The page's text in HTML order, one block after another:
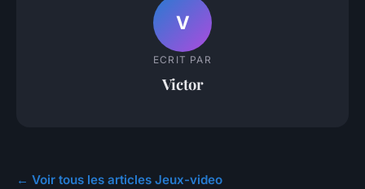
V
ECRIT PAR
Victor
← Voir tous les articles Jeux-video